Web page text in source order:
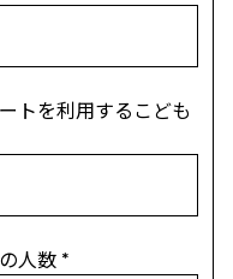
トを利用するこども
人数 *